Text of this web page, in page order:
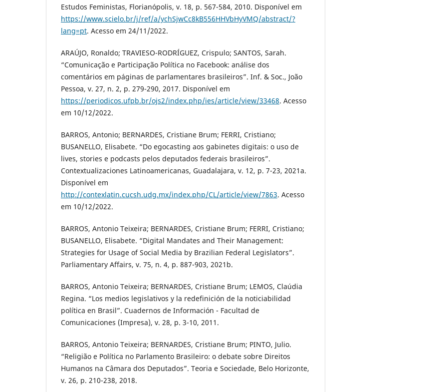
Estudos Feministas, Florianópolis, v. 18, p. 567-584, 2010. Disponível em
https://www.scielo.br/j/ref/a/ychSjwCc8kB556HHVbHyVMQ/abstract/?
lang=pt. Acesso em 24/11/2022.
ARAÚJO, Ronaldo; TRAVIESO-RODRÍGUEZ, Crispulo; SANTOS, Sarah.
“Comunicação e Participação Política no Facebook: análise dos
comentários em páginas de parlamentares brasileiros”. Inf. & Soc., João
Pessoa, v. 27, n. 2, p. 279-290, 2017. Disponível em
https://periodicos.ufpb.br/ojs2/index.php/ies/article/view/33468. Acesso
em 10/12/2022.
BARROS, Antonio; BERNARDES, Cristiane Brum; FERRI, Cristiano;
BUSANELLO, Elisabete. “Do egocasting aos gabinetes digitais: o uso de
lives, stories e podcasts pelos deputados federais brasileiros”.
Contextualizaciones Latinoamericanas, Guadalajara, v. 12, p. 7-23, 2021a.
Disponível em
http://contexlatin.cucsh.udg.mx/index.php/CL/article/view/7863. Acesso
em 10/12/2022.
BARROS, Antonio Teixeira; BERNARDES, Cristiane Brum; FERRI, Cristiano;
BUSANELLO, Elisabete. “Digital Mandates and Their Management:
Strategies for Usage of Social Media by Brazilian Federal Legislators”.
Parliamentary Affairs, v. 75, n. 4, p. 887-903, 2021b.
BARROS, Antonio Teixeira; BERNARDES, Cristiane Brum; LEMOS, Claúdia
Regina. “Los medios legislativos y la redefinición de la noticiabilidad
política en Brasil”. Cuadernos de Información - Facultad de
Comunicaciones (Impresa), v. 28, p. 3-10, 2011.
BARROS, Antonio Teixeira; BERNARDES, Cristiane Brum; PINTO, Julio.
“Religião e Política no Parlamento Brasileiro: o debate sobre Direitos
Humanos na Câmara dos Deputados”. Teoria e Sociedade, Belo Horizonte,
v. 26, p. 210-238, 2018.